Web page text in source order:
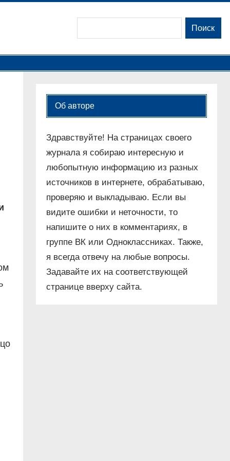
Поиск
Об авторе
Здравствуйте! На страницах своего
журнала я собираю интересную и
любопытную информацию из разных
источников в интернете, обрабатываю,
проверяю и выкладываю. Если вы
видите ошибки и неточности, то
напишите о них в комментариях, в
группе ВК или Одноклассниках. Также,
я всегда отвечу на любые вопросы.
Задавайте их на соответствующей
странице вверху сайта.